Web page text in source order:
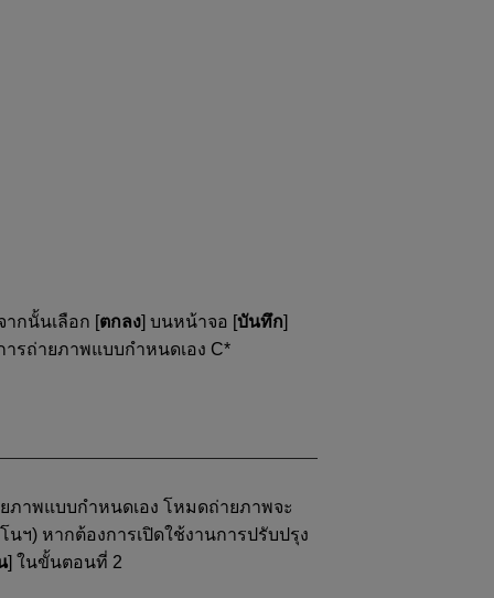
ากนั้นเลือก [ตกลง] บนหน้าจอ [บันทึก]
รถ่ายภาพแบบกำหนดเอง C*
าพแบบกำหนดเอง โหมดถ่ายภาพจะ
ฯ) หากต้องการเปิดใช้งานการปรับปรุง
] ในขั้นตอนที่ 2